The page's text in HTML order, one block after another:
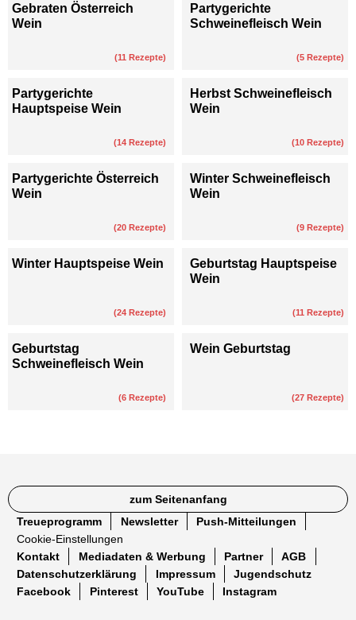
Gebraten Österreich
Wein
(11 Rezepte)
Partygerichte
Schweinefleisch Wein
(5 Rezepte)
Partygerichte
Hauptspeise Wein
(14 Rezepte)
Herbst Schweinefleisch
Wein
(10 Rezepte)
Partygerichte Österreich
Wein
(20 Rezepte)
Winter Schweinefleisch
Wein
(9 Rezepte)
Winter Hauptspeise Wein
(24 Rezepte)
Geburtstag Hauptspeise
Wein
(11 Rezepte)
Geburtstag
Schweinefleisch Wein
(6 Rezepte)
Wein Geburtstag
(27 Rezepte)
zum Seitenanfang
Treueprogramm
Newsletter
Push-Mitteilungen
Cookie-Einstellungen
Kontakt
Mediadaten & Werbung Partner
AGB
Datenschutzerklärung
Impressum
Jugendschutz
Facebook
Pinterest YouTube Instagram